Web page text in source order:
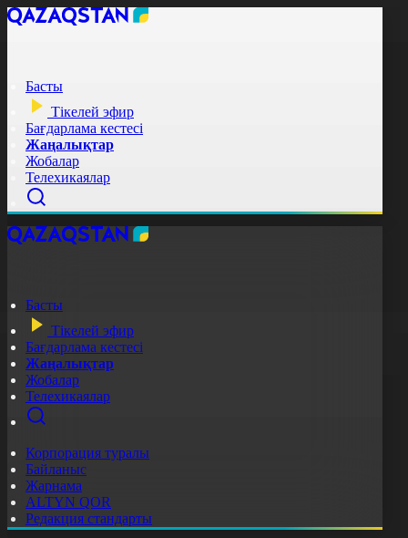
Басты
Тікелей эфир
Бағдарлама кестесі
Жаңалықтар
Жобалар
Телехикаялар
Басты
Тікелей эфир
Бағдарлама кестесі
Жаңалықтар
Жобалар
Телехикаялар
Корпорация туралы
Байланыс
Жарнама
ALTYN QOR
Редакция стандарты